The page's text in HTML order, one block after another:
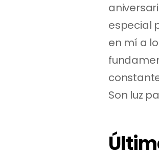
especial
en mí a
Son luz